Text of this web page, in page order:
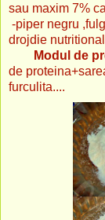
sau maxim 7%
-piper negru
drojdie
Modul de
de
furculita....